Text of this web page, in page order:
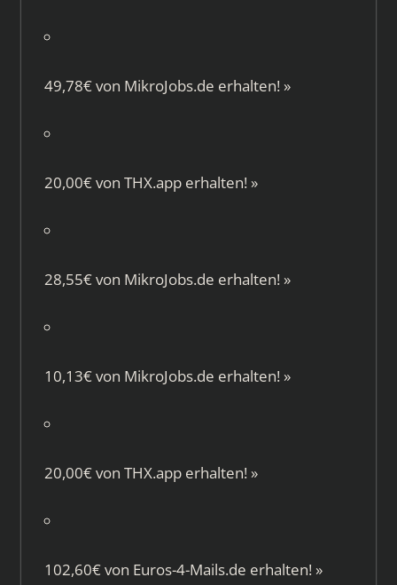
49,78€ von MikroJobs.de erhalten! »
20,00€ von THX.apperhalten! »
28,55€ von MikroJobs.de erhalten! »
10,13€ von MikroJobs.de erhalten! »
20,00€ von THX.apperhalten! »
102,60€ von Euros-4-Mails.de erhalten! »